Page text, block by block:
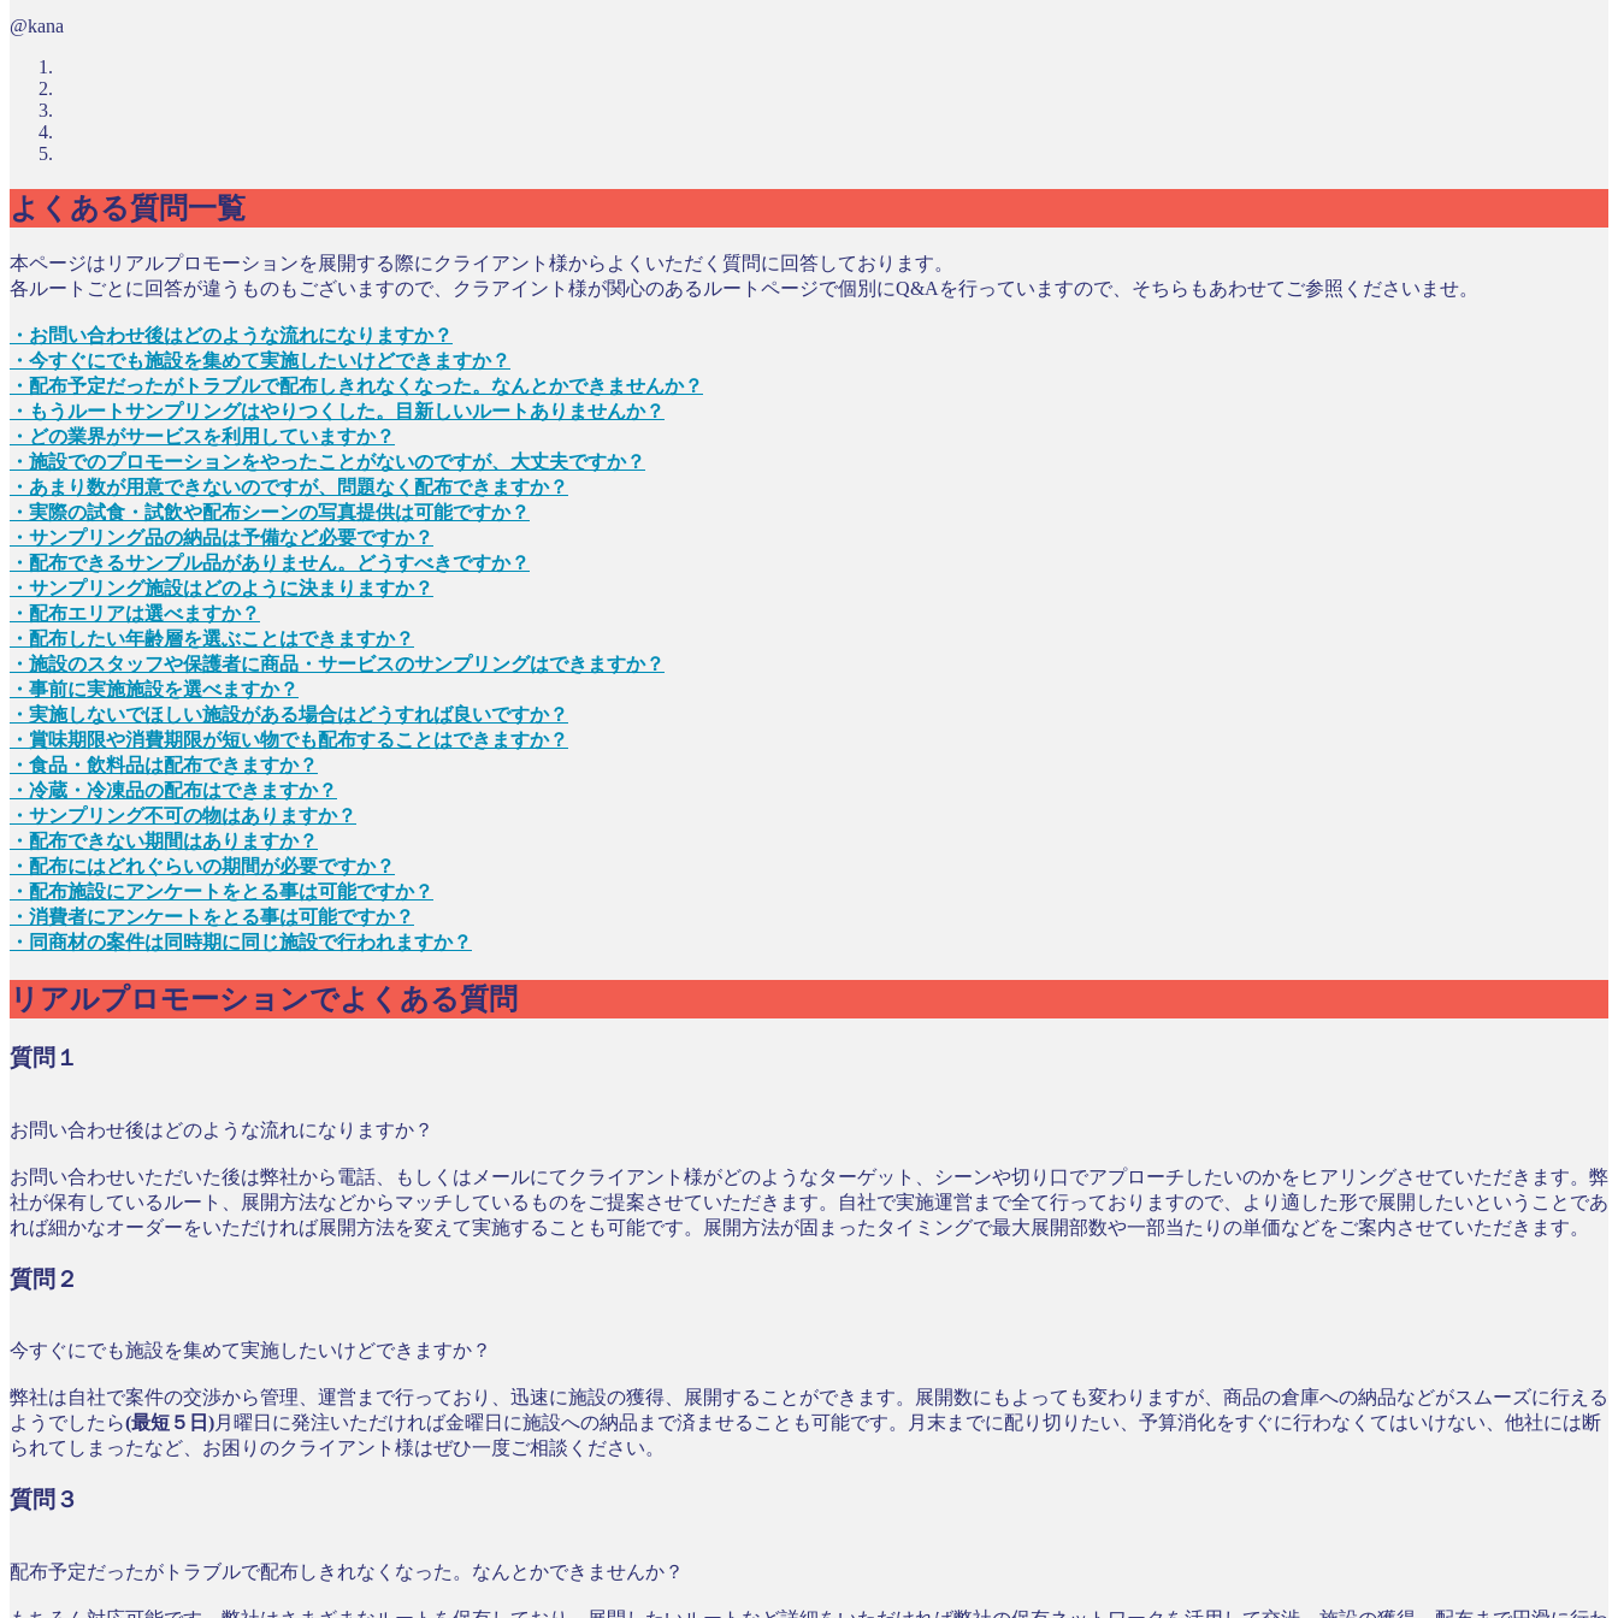
@kana
よくある質問一覧
本ページはリアルプロモーションを展開する際にクライアント様からよくいただく質問に回答しております。
各ルートごとに回答が違うものもございますので、クラアイント様が関心のあるルートページで個別にQ&Aを行っていますので、そちらもあわせてご参照くださいませ。
・お問い合わせ後はどのような流れになりますか？
・今すぐにでも施設を集めて実施したいけどできますか？
・配布予定だったがトラブルで配布しきれなくなった。なんとかできませんか？
・もうルートサンプリングはやりつくした。目新しいルートありませんか？
・どの業界がサービスを利用していますか？
・施設でのプロモーションをやったことがないのですが、大丈夫ですか？
・あまり数が用意できないのですが、問題なく配布できますか？
・実際の試食・試飲や配布シーンの写真提供は可能ですか？
・サンプリング品の納品は予備など必要ですか？
・配布できるサンプル品がありません。どうすべきですか？
・サンプリング施設はどのように決まりますか？
・配布エリアは選べますか？
・配布したい年齢層を選ぶことはできますか？
・施設のスタッフや保護者に商品・サービスのサンプリングはできますか？
・事前に実施施設を選べますか？
・実施しないでほしい施設がある場合はどうすれば良いですか？
・賞味期限や消費期限が短い物でも配布することはできますか？
・食品・飲料品は配布できますか？
・冷蔵・冷凍品の配布はできますか？
・サンプリング不可の物はありますか？
・配布できない期間はありますか？
・配布にはどれぐらいの期間が必要ですか？
・配布施設にアンケートをとる事は可能ですか？
・消費者にアンケートをとる事は可能ですか？
・同商材の案件は同時期に同じ施設で行われますか？
リアルプロモーションでよくある質問
質問１
お問い合わせ後はどのような流れになりますか？
お問い合わせいただいた後は弊社から電話、もしくはメールにてクライアント様がどのようなターゲット、シーンや切り口でアプローチしたいのかをヒアリングさせていただきます。弊
社が保有しているルート、展開方法などからマッチしているものをご提案させていただきます。自社で実施運営まで全て行っておりますので、より適した形で展開したいということであ
れば細かなオーダーをいただければ展開方法を変えて実施することも可能です。展開方法が固まったタイミングで最大展開部数や一部当たりの単価などをご案内させていただきます。
質問２
今すぐにでも施設を集めて実施したいけどできますか？
弊社は自社で案件の交渉から管理、運営まで行っており、迅速に施設の獲得、展開することができます。展開数にもよっても変わりますが、商品の倉庫への納品などがスムーズに行える
ようでしたら(最短５日)月曜日に発注いただければ金曜日に施設への納品まで済ませることも可能です。月末までに配り切りたい、予算消化をすぐに行わなくてはいけない、他社には断
られてしまったなど、お困りのクライアント様はぜひ一度ご相談ください。
質問３
配布予定だったがトラブルで配布しきれなくなった。なんとかできませんか？